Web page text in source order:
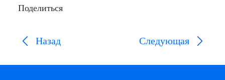
Поделиться
Назад Следующая